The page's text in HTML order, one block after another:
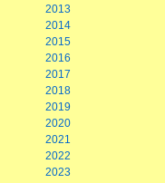
2013
2014
2015
2016
2017
2018
2019
2020
2021
2022
2023